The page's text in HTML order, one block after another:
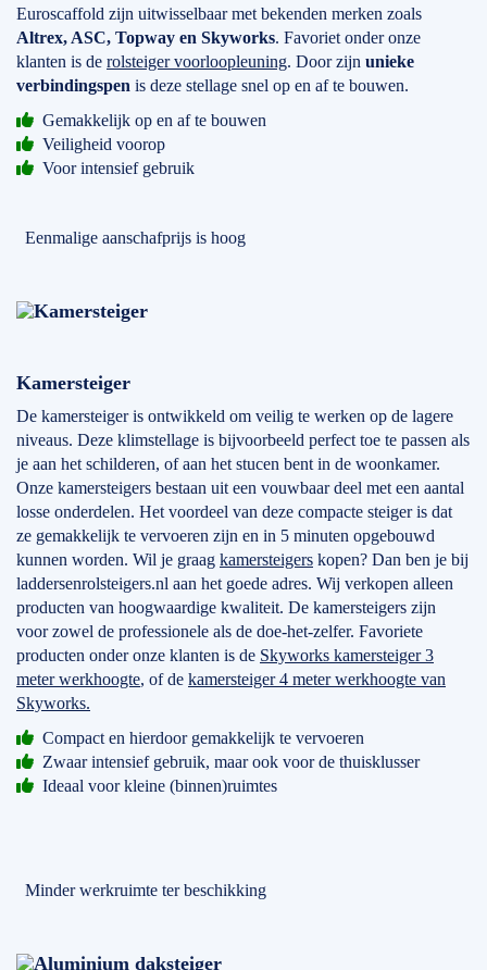
Euroscaffold zijn uitwisselbaar met bekenden merken zoals
Altrex, ASC, Topway en Skyworks. Favoriet onder onze
klanten is de rolsteiger voorloopleuning. Door zijn unieke
verbindingspen is deze stellage snel op en af te bouwen.
Gemakkelijk op en af te bouwen
Veiligheid voorop
Voor intensief gebruik
Eenmalige aanschafprijs is hoog
Kamersteiger
De kamersteiger is ontwikkeld om veilig te werken op de lagere
niveaus. Deze klimstellage is bijvoorbeeld perfect toe te passen als
je aan het schilderen, of aan het stucen bent in de woonkamer.
Onze kamersteigers bestaan uit een vouwbaar deel met een aantal
losse onderdelen. Het voordeel van deze compacte steiger is dat
ze gemakkelijk te vervoeren zijn en in 5 minuten opgebouwd
kunnen worden. Wil je graag kamersteigers kopen? Dan ben je bij
laddersenrolsteigers.nl aan het goede adres. Wij verkopen alleen
producten van hoogwaardige kwaliteit. De kamersteigers zijn
voor zowel de professionele als de doe-het-zelfer. Favoriete
producten onder onze klanten is de Skyworks kamersteiger 3
meter werkhoogte, of de kamersteiger 4 meter werkhoogte van
Skyworks.
Compact en hierdoor gemakkelijk te vervoeren
Zwaar intensief gebruik, maar ook voor de thuisklusser
Ideaal voor kleine (binnen)ruimtes
Minder werkruimte ter beschikking